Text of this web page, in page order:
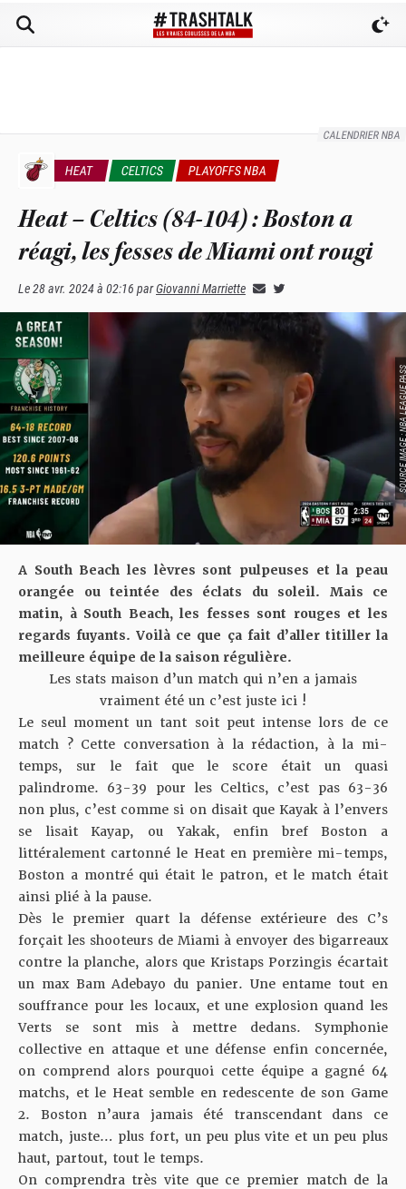
CALENDRIER NBA
HEAT CELTICS PLAYOFFS NBA
Heat – Celtics (84-104) : Boston a
réagi, les fesses de Miami ont rougi
Le28 avr. 2024 à 02:16 parGiovanni Marriette
SOURCE
A South Beach les lèvres sont pulpeuses et la peau
orangée ou teintée des éclats du soleil. Mais ce
matin, à South Beach, les fesses sont rouges et les
regards fuyants. Voilà ce que ça fait d’aller titiller la
meilleure équipe de la saison régulière.
Les stats maison d’un match qui n’en a jamais
vraiment été un c’est juste ici !
Le seul moment un tant soit peut intense lors de ce
match ? Cette conversation à la rédaction, à la mi-
temps, sur le fait que le score était un quasi
palindrome. 63-39 pour les Celtics, c’est pas 63-36
non plus, c’est comme si on disait que Kayak à l’envers
se lisait Kayap, ou Yakak, enfin bref Boston a
littéralement cartonné le Heat en première mi-temps,
Boston a montré qui était le patron, et le match était
ainsi plié à la pause.
Dès le premier quart la défense extérieure des C’s
forçait les shooteurs de Miami à envoyer des bigarreaux
contre la planche, alors que Kristaps Porzingis écartait
un max Bam Adebayo du panier. Une entame tout en
souffrance pour les locaux, et une explosion quand les
Verts se sont mis à mettre dedans. Symphonie
collective en attaque et une défense enfin concernée,
on comprend alors pourquoi cette équipe a gagné 64
matchs, et le Heat semble en redescente de son Game
2. Boston n’aura jamais été transcendant dans ce
match, juste… plus fort, un peu plus vite et un peu plus
haut, partout, tout le temps.
On comprendra très vite que ce premier match de la